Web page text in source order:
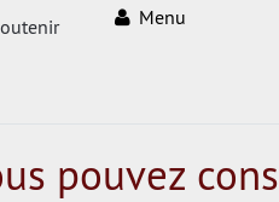
Menu
pouvez